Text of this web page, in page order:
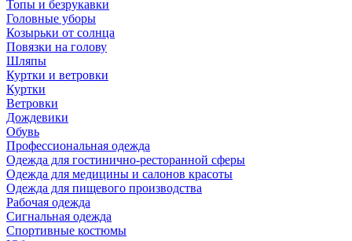
Топы и безрукавки
Головные уборы
Козырьки от солнца
Повязки на голову
Шляпы
Куртки и ветровки
Куртки
Ветровки
Дождевики
Обувь
Профессиональная одежда
Одежда для гостинично-ресторанной сферы
Одежда для медицины и салонов красоты
Одежда для пищевого производства
Рабочая одежда
Сигнальная одежда
Спортивные костюмы